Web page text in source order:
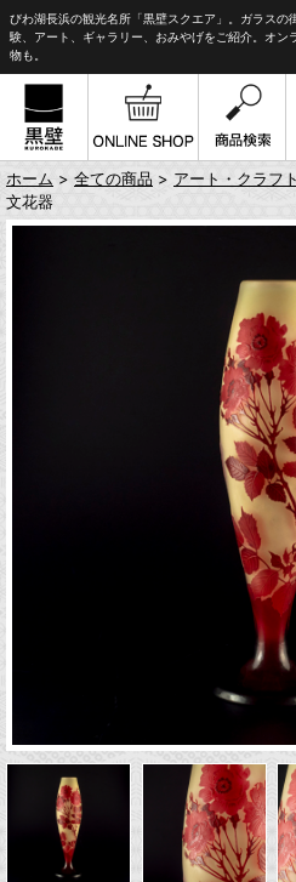
びわ湖長浜の観光名所「黒壁スクエア」。ガラスの
験、アート、ギャラリー、おみやげをご紹介。オン
物も。
ホーム > 全ての商品 > アート・クラフト
文花器